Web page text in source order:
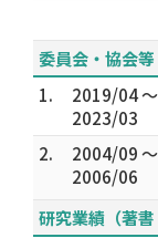
委員会・協会等
1.
2019/04 ～
2023/03
2.
2004/09 ～
2006/06
研究業績（著書